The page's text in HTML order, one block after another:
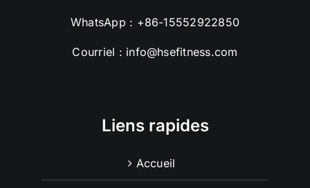
WhatsApp : +86-15552922850
Courriel : info@hsefitness.com
Liens rapides
Accueil